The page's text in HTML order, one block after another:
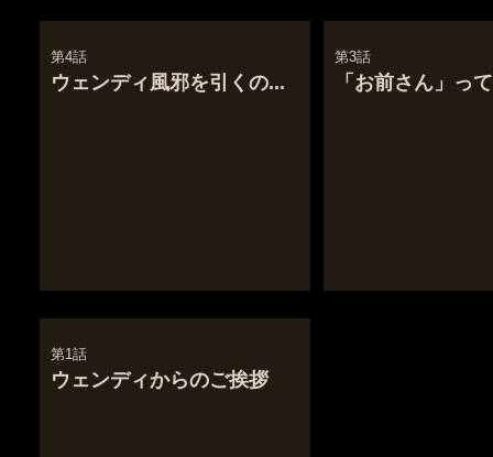
第4話
ウェンディ風邪を引くの...
第3話
「お前さん」っ
第1話
ウェンディからのご挨拶